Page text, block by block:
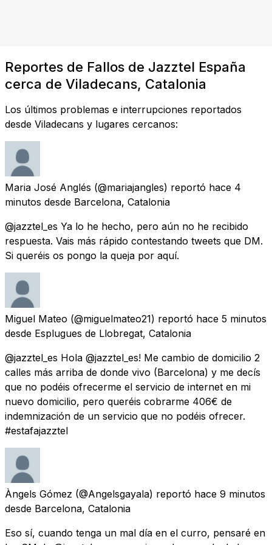
Reportes de Fallos de Jazztel España
cerca de Viladecans, Catalonia
Los últimos problemas e interrupciones reportados
desde Viladecans y lugares cercanos:
Maria José Anglés (@mariajangles) reportó hace 4
minutos desde Barcelona, Catalonia
@jazztel_es Ya lo he hecho, pero aún no he recibido
respuesta. Vais más rápido contestando tweets que DM.
Si queréis os pongo la queja por aquí.
Miguel Mateo (@miguelmateo21) reportó hace 5 minutos
desde Esplugues de Llobregat, Catalonia
@jazztel_es Hola @jazztel_es! Me cambio de domicilio 2
calles más arriba de donde vivo (Barcelona) y me decís
que no podéis ofrecerme el servicio de internet en mi
nuevo domicilio, pero queréis cobrarme 406€ de
indemnización de un servicio que no podéis ofrecer.
#estafajazztel
Àngels Gómez (@Angelsgayala) reportó hace 9 minutos
desde Barcelona, Catalonia
Eso sí, cuando tenga un mal día en el curro, pensaré en